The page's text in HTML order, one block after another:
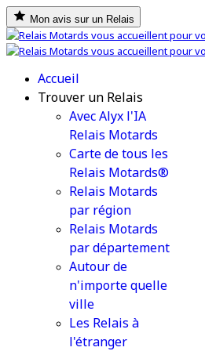
Mon avis sur un Relais
Accueil
Trouver un Relais
Avec Alyx l'IA
Relais Motards
Carte de tous les
Relais Motards®
Relais Motards
par région
Relais Motards
par département
Autour de
n'importe quelle
ville
Les Relais à
l'étranger